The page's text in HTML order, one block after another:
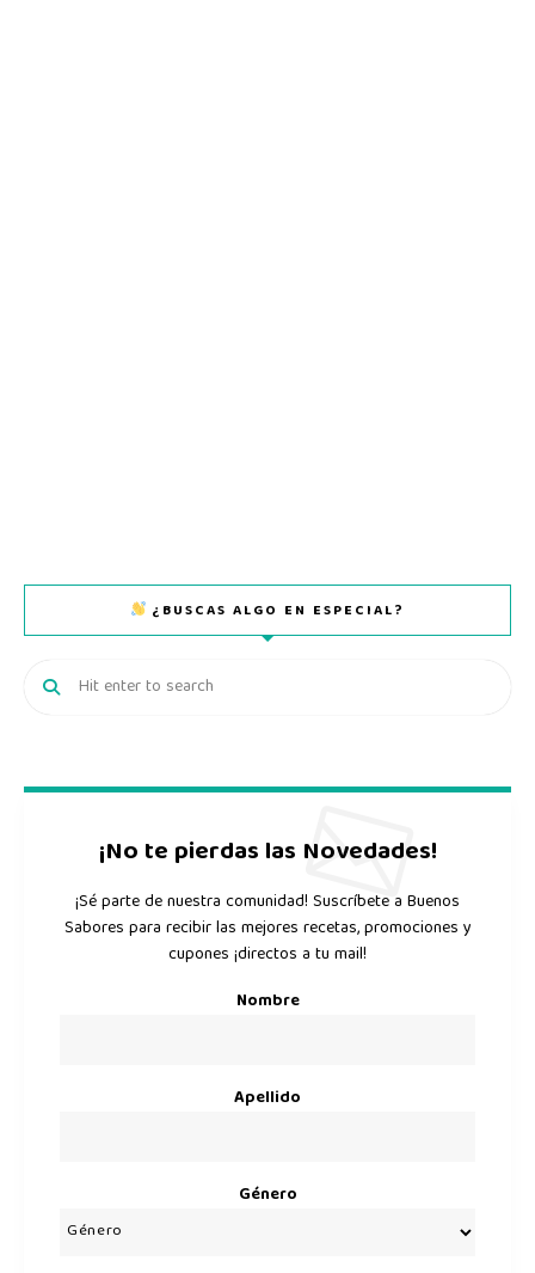
¿BUSCAS ALGO EN ESPECIAL?
¡No te pierdas las Novedades!
¡Sé parte de nuestra comunidad! Suscríbete a Buenos
Sabores para recibir las mejores recetas, promociones y
cupones ¡directos a tu mail!
Nombre
Apellido
Género